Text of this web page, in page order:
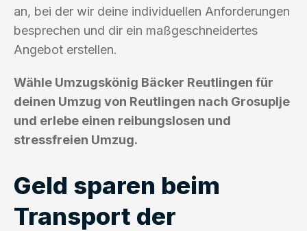
an, bei der wir deine individuellen Anforderungen
besprechen und dir ein maßgeschneidertes
Angebot erstellen.
Wähle Umzugskönig Bäcker Reutlingen für
deinen Umzug von Reutlingen nach Grosuplje
und erlebe einen reibungslosen und
stressfreien Umzug.
Geld sparen beim
Transport der